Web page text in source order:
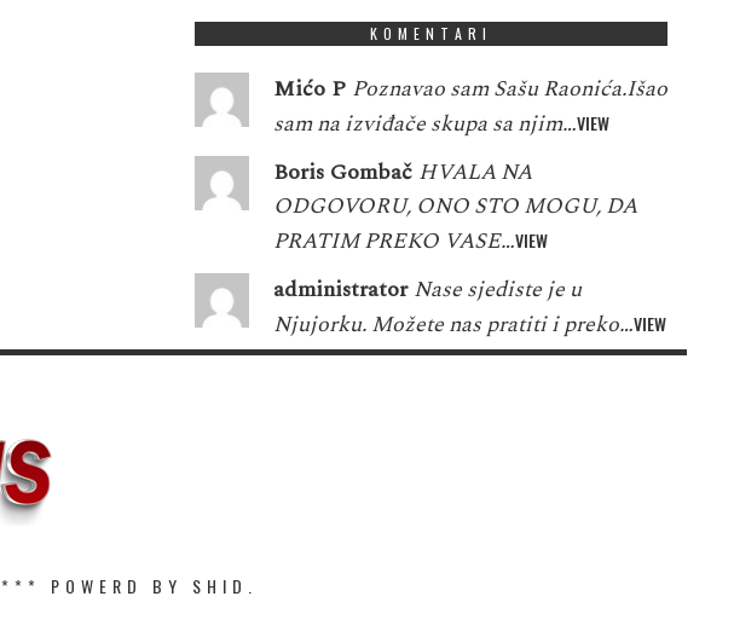
KOMENTARI
Mićo P Poznavao sam Sašu Raonića.Išao
sam na izviđače skupa sa njim…VIEW
Boris Gombač HVALA NA
ODGOVORU, ONO STO MOGU, DA
PRATIM PREKO VASE…VIEW
administrator Nase sjediste je u
Njujorku. Možete nas pratiti i preko…VIEW
*** POWERD BY SHID.